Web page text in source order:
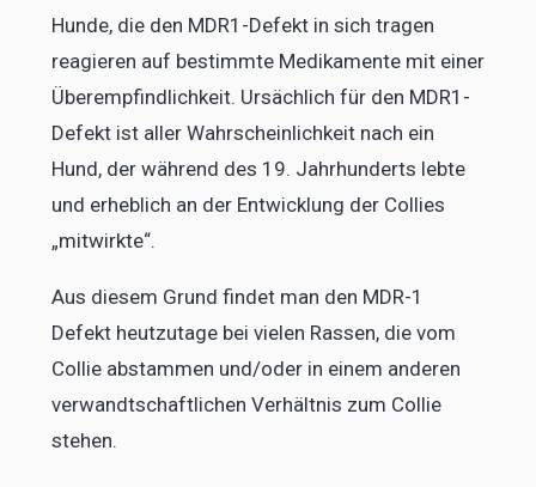
Hunde, die den MDR1-Defekt in sich tragen
reagieren auf bestimmte Medikamente mit einer
Überempfindlichkeit. Ursächlich für den MDR1-
Defekt ist aller Wahrscheinlichkeit nach ein
Hund, der während des 19. Jahrhunderts lebte
und erheblich an der Entwicklung der Collies
„mitwirkte“.
Aus diesem Grund findet man den MDR-1
Defekt heutzutage bei vielen Rassen, die vom
Collie abstammen und/oder in einem anderen
verwandtschaftlichen Verhältnis zum Collie
stehen.